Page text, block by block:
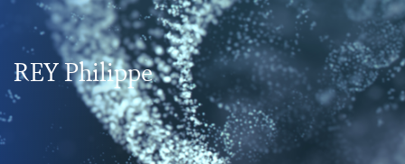
REY Philippe